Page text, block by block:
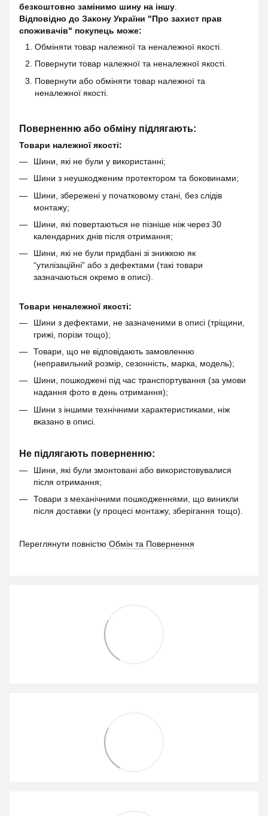
безкоштовно замінимо шину на іншу
Відповідно до Закону України "Про захист прав
споживачів" покупець може:
Обміняти товар належної та неналежної якості.
Повернути товар належної та неналежної якості.
Повернути або обміняти товар належної та
неналежної якості.
Поверненню або обміну підлягають:
Товари належної якості:
Шини, які не були у використанні;
Шини з неушкодженим протектором та боковинами;
Шини, збережені у початковому стані, без слідів
монтажу;
Шини, які повертаються не пізніше ніж через 30
календарних днів після отримання;
Шини, які не були придбані зі знижкою як
“утилізаційні” або з дефектами (такі товари
зазначаються окремо в описі).
Товари неналежної якості:
Шини з дефектами, не зазначеними в описі (тріщини,
грижі, порізи тощо);
Товари, що не відповідають замовленню
(неправильний розмір, сезонність, марка, модель);
Шини, пошкоджені під час транспортування (за умови
надання фото в день отримання);
Шини з іншими технічними характеристиками, ніж
вказано в описі.
Не підлягають поверненню:
Шини, які були змонтовані або використовувалися
після отримання;
Товари з механічними пошкодженнями, що виникли
після доставки (у процесі монтажу, зберігання тощо).
Переглянути повністю Обмін та Повернення